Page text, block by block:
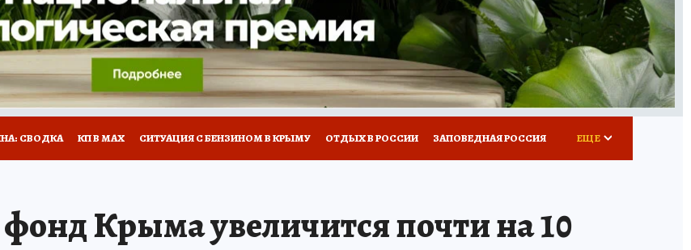
СВОДКА КП В МАХ СИТУАЦИЯ С БЕНЗИНОМ В КРЫМУ ОТДЫХ В РОССИИ ЗАПОВЕДНАЯ РОССИЯ ЕЩЕ
Крыма увеличится почти на 10